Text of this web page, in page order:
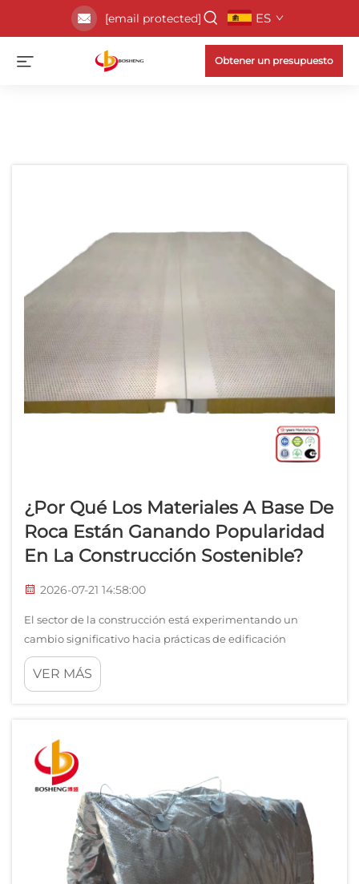
[email protected] ES
Obtener un presupuesto
¿Por Qué Los Materiales A Base De
Roca Están Ganando Popularidad
En La Construcción Sostenible?
2026-07-21 14:58:00
El sector de la construcción está experimentando un
cambio significativo hacia prácticas de edificación
sostenible, y las placas de lana de roca han surgido como
una de las opciones de material más convincentes que
VER MÁS